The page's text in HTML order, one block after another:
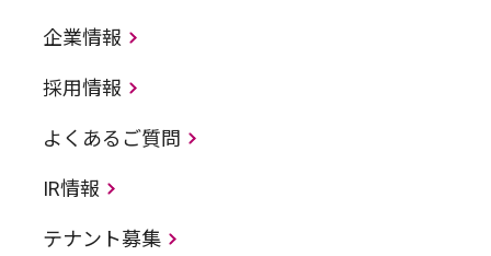
企業情報
採用情報
よくあるご質問
IR情報
テナント募集